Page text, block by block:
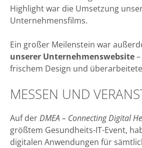
Highlight war die Umsetzung
Unternehmensfilms.
Ein großer Meilenstein war
unserer Unternehmenswebsite
frischem Design und
MESSEN UND
Auf derDMEA – Connecting Digital
größtem Gesundheits-IT-Event,
digitalen Anwendungen für